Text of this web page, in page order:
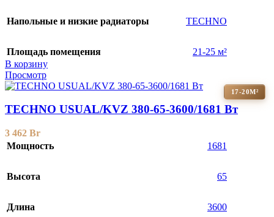
Напольные и низкие радиаторы TECHNO
Площадь помещения
21-25 м²
В корзину
Просмотр
17-20М²
TECHNO USUAL/KVZ 380-65-3600/1681 Вт
3 462 Br
Мощность
1681
Высота 65
Длина 3600